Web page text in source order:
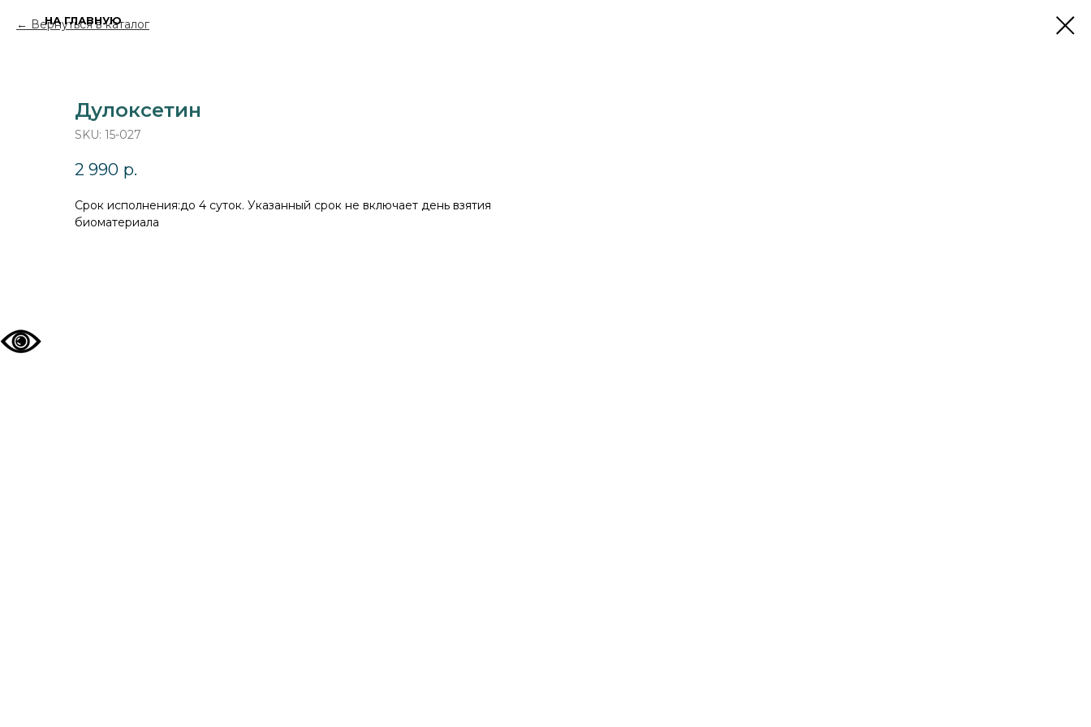
Вернуться в каталог
Дулоксетин
SKU: 15-027
2 990 р.
Cрок исполнения:до 4 суток. Указанный срок не включает день взятия
биоматериала
НА ГЛАВНУЮ